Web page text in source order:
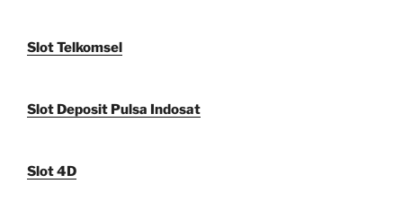
Slot Telkomsel
Slot Deposit Pulsa Indosat
Slot 4D